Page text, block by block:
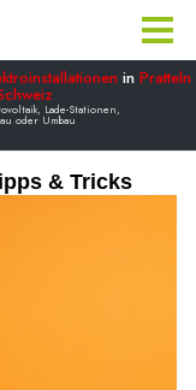
& Tricks